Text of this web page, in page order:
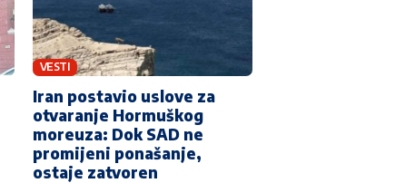
VESTI
Iran postavio uslove za
otvaranje Hormuškog
moreuza: Dok SAD ne
promijeni ponašanje,
ostaje zatvoren